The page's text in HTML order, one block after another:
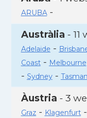
ARUBA-
Austràlia - 11
Adelaide -
Coast- Melbourne
- Sydney-
Àustria - 3
Graz - Klagenfurt-